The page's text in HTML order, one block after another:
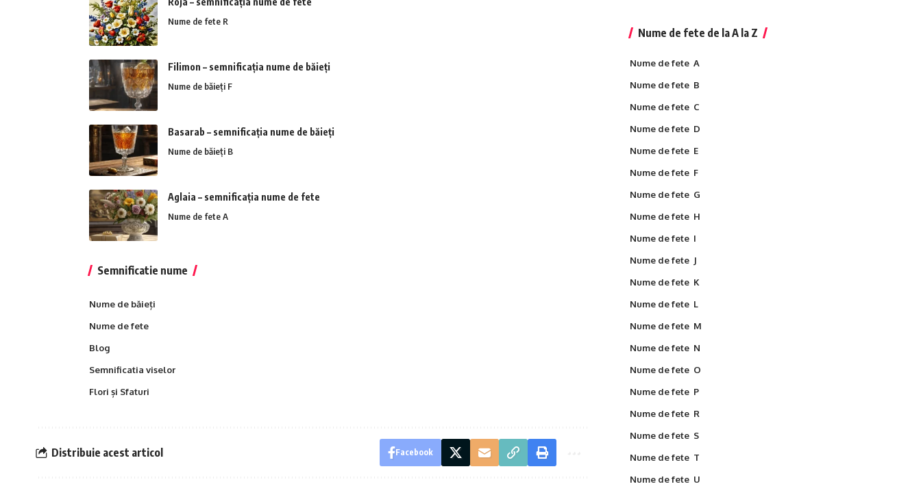
Nume de fete R
Filimon – semnificația nume de băieți
Nume de băieți F
Basarab – semnificația nume de băieți
Nume de băieți B
Aglaia – semnificația nume de fete
Nume de fete A
Semnificatie nume
Nume de băieți
Nume de fete
Blog
Semnificatia viselor
Flori și Sfaturi
Distribuie acest articol Facebook
Nume de fete de la A la Z
Nume de fete A
Nume de fete B
Nume de fete C
Nume de fete D
Nume de fete E
Nume de fete F
Nume de fete G
Nume de fete H
Nume de fete I
Nume de fete J
Nume de fete K
Nume de fete L
Nume de fete M
Nume de fete N
Nume de fete O
Nume de fete P
Nume de fete R
Nume de fete S
Nume de fete T
Nume de fete U